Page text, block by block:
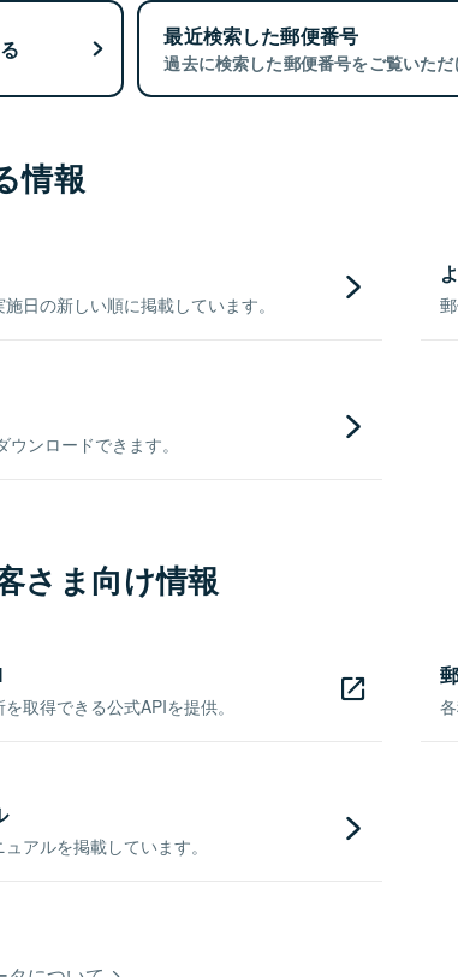
最近検索した郵便番号
過去に検索した郵便番号をご覧いただ
情報
日の新しい順に掲載しています。
ンロードできます。
さま向け情報
取得できる公式APIを提供。
アルを掲載しています。